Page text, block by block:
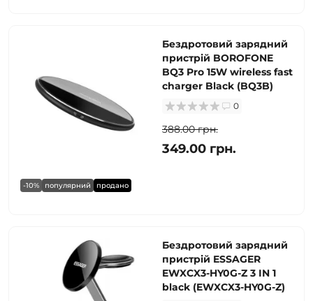
-10% популярний продано
Бездротовий зарядний
пристрій BOROFONE
BQ3 Pro 15W wireless fast
charger Black (BQ3B)
0
388.00 грн.
349.00 грн.
Бездротовий зарядний
пристрій ESSAGER
EWXCX3-HY0G-Z 3 IN 1
black (EWXCX3-HY0G-Z)